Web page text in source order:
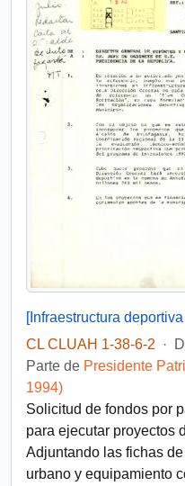
[Infraestructura
CL CLUAH 1-38-6-2
·
Parte de Presidente
1994)
Solicitud de fondos por
para ejecutar proyectos
Adjuntando las fichas
urbano y equipamiento